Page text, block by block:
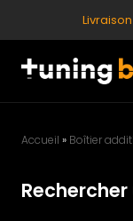
Accueil » Boîtier